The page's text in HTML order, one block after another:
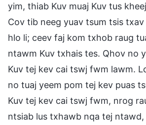
yim, thiab Kuv muaj Kuv tus
Cov tib neeg yuav tsum tsis
hlo li; ceev faj kom txhob raug
ntawm Kuv txhais tes. Qhov no
Kuv tej kev cai tswj fwm lawm.
no tuaj yeem pom tej kev puas
Kuv tej kev cai tswj fwm, nrog
ntsiab lus txhawb nqa tej ntawd,